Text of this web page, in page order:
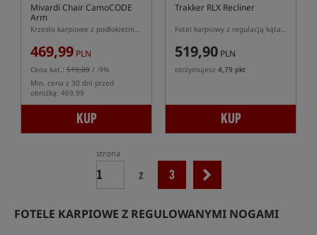
Mivardi Chair CamoCODE
Arm
Krzesło karpiowe z podłokietnikami
469,99 PLN
Cena kat.: 519,00 / -9%
Min. cena z 30 dni przed
obniżką: 469.99
KUP
Trakker RLX Recliner
Fotel karpiowy z regulacją kąta oparcia
519,90 PLN
otrzymujesz 4,79 pkt
KUP
strona
z 3
FOTELE KARPIOWE Z REGULOWANYMI NOGAMI